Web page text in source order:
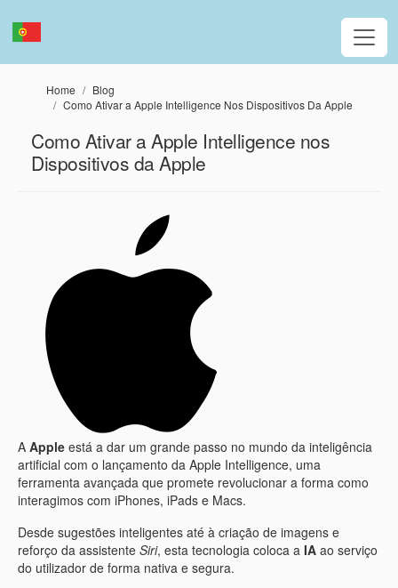
Home
Blog
Como Ativar a Apple Intelligence Nos Dispositivos Da Apple
Como Ativar a Apple Intelligence nos
Dispositivos da Apple
A Apple está a dar um grande passo no mundo da inteligência
artificial com o lançamento da Apple Intelligence, uma
ferramenta avançada que promete revolucionar a forma como
interagimos com iPhones, iPads e Macs.
Desde sugestões inteligentes até à criação de imagens e
reforço da assistente Siri, esta tecnologia coloca a IA ao serviço
do utilizador de forma nativa e segura.